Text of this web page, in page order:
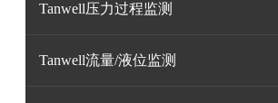
Tanwell压力过程监测
Tanwell流量/液位监测